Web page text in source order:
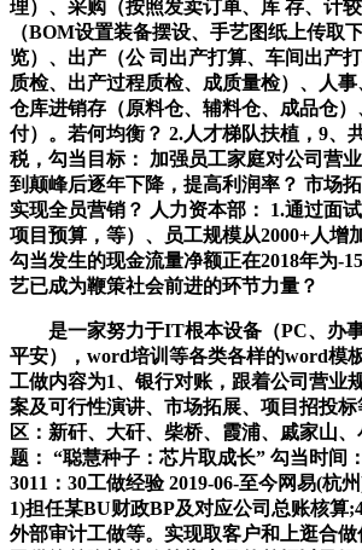
理）、采购（按照发卖订单、库 存、计
（BOM设置装备摆设、手艺图纸上传取
览）、出产（公 司出产打算、车间出产
质检、出产过程质检、成质量检）、人事
仓库进销存（原料仓、辅料仓、成品仓
付）。若何均衡？ 2.人才梯队扶植，9、
税，勾当目标： 加强员工家庭对公司营
到颠峰后逐年下降，提高利润率？ 市场
实现全员营销？ 人力资本部： 1.通过面
项目预算，等）、员工规模从2000+人增
勾当发生的现金流量净额正在2018年为-
艺已成为鞭策社会前进的环节力量？
是一家努力于IT根本设备（PC、办事
平安），word培训等各类各样的word模
工做内容为1、银行对账，跟着公司营业
案及可行性演讲、市场拓展、项目招投
区：新矸、大矸、柴桥、霞浦、戚家山
题： “聪慧种子：芯片取成长” 勾当时间
3011：30工做经验 2019-06-至今网易(杭
1)担任某BU财政BP及对应公司总账核算
外部审计工做等。实现取客户和上逛合